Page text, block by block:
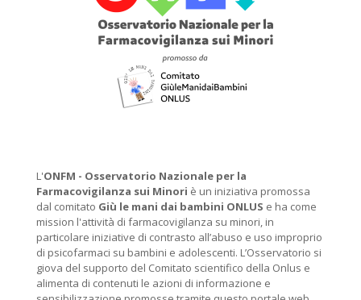
L'ONFM - Osservatorio Nazionale per la
Farmacovigilanza sui Minori è un iniziativa promossa
dal comitato Giù le mani dai bambini ONLUS e ha come
mission l'attività di farmacovigilanza su minori, in
particolare iniziative di contrasto all’abuso e uso improprio
di psicofarmaci su bambini e adolescenti. L’Osservatorio si
giova del supporto del Comitato scientifico della Onlus e
alimenta di contenuti le azioni di informazione e